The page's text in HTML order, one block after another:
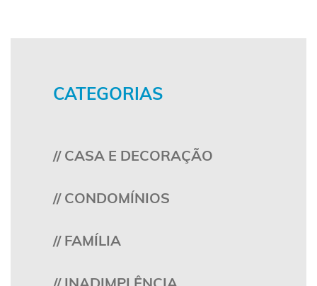
CATEGORIAS
// CASA E DECORAÇÃO
// CONDOMÍNIOS
// FAMÍLIA